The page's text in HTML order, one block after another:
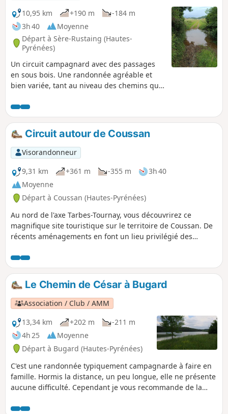
10,95 km
+190 m
-184 m
3h 40
Moyenne
Départ à Sère-Rustaing (Hautes-
Pyrénées)
Un circuit campagnard avec des passages
en sous bois. Une randonnée agréable et
bien variée, tant au niveau des chemins que
Circuit autour de Coussan
Visorandonneur
9,31 km
+361 m -355 m
3h 40
Moyenne
Départ à Coussan (Hautes-Pyrénées)
Au nord de l'axe Tarbes-Tournay, vous découvrirez ce
magnifique site touristique sur le territoire de Coussan. De
récents aménagements en font un lieu privilégié des
Darré, réalisable en moins de 3 h malgré de multiples
arrêts. Vous découvrirez une splendide vue sur la chaine
des Pyrénées. Ce circuit peut se faire en marche nordique.
Compter alors 2 h avec les échauffements et les étirements.
Les abords du lac sont un lieu idyllique pour un pique-
nique et faire une sieste. Des équipements sportifs et du
matériel pour réparer vos vélos (vélo route 81) sont en place
ainsi qu'un circuit d'accrobranches. Un sympathique petit
restaurant complète l'accueil de ce site.
Le Chemin de César à Bugard
Association / Club / AMM
13,34 km
+202 m
-211 m
4h 25
Moyenne
Départ à Bugard (Hautes-Pyrénées)
C'est une randonnée typiquement campagnarde à faire en
famille. Hormis la distance, un peu longue, elle ne présente
aucune difficulté. Cependant je vous recommande de la
sur la chaine des Pyrénées.